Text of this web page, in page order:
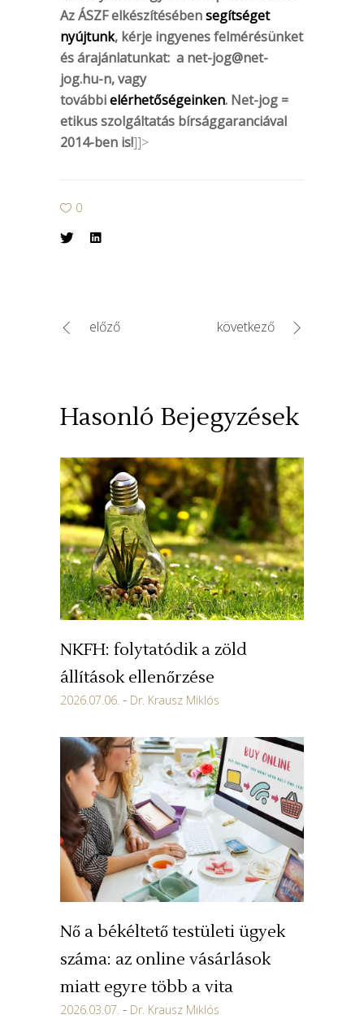
Az ÁSZF elkészítésébensegítséget
nyújtunk, kérje ingyenes felmérésünket
és árajánlatunkat: a net-jog@net-
jog.hu-n, vagy
továbbielérhetőségeinken. Net-jog =
etikus szolgáltatás bírsággaranciával
2014-ben is!]]>
0
előző következő
Hasonló Bejegyzések
NKFH: folytatódik a zöld
állítások ellenőrzése
2026.07.06. Dr. Krausz Miklós
Nő a békéltető testületi ügyek
száma: az online vásárlások
miatt egyre több a vita
2026.03.07. Dr. Krausz Miklós